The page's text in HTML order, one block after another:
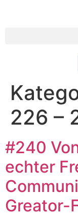
226 –
#240
echter
Greator-